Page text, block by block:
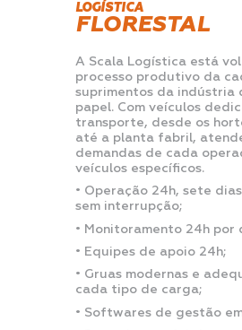
LOGÍSTICA
FLORESTAL
A Scala Logística está
processo produtivo da
suprimentos da indústria
papel. Com veículos
transporte, desde os
até a planta fabril,
demandas de cada
veículos específicos.
• Operação 24h, sete
sem interrupção;
• Monitoramento 24h por
• Equipes de apoio 24h;
• Gruas modernas e
cada tipo de carga;
• Softwares de gestão